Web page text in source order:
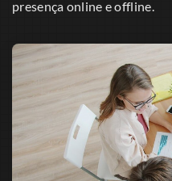
presença online e offline.